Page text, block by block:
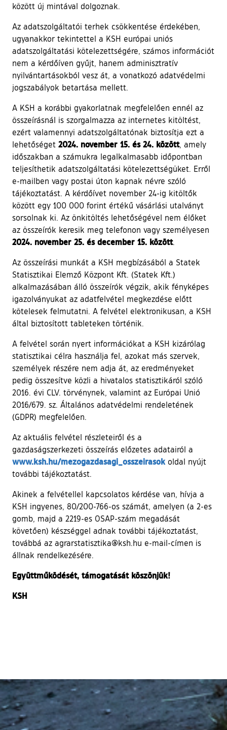
között új mintával dolgoznak.
Az adatszolgáltatói terhek csökkentése érdekében,
ugyanakkor tekintettel a KSH európai uniós
adatszolgáltatási kötelezettségére, számos információt
nem a kérdőíven gyűjt, hanem adminisztratív
nyilvántartásokból vesz át, a vonatkozó adatvédelmi
jogszabályok betartása mellett.
A KSH a korábbi gyakorlatnak megfelelően ennél az
összeírásnál is szorgalmazza az internetes kitöltést,
ezért valamennyi adatszolgáltatónak biztosítja ezt a
lehetőséget 2024. november 15. és 24. között, amely
időszakban a számukra legalkalmasabb időpontban
teljesíthetik adatszolgáltatási kötelezettségüket. Erről
e-mailben vagy postai úton kapnak névre szóló
tájékoztatást. A kérdőívet november 24-ig kitöltők
között egy 100 000 forint értékű vásárlási utalványt
sorsolnak ki. Az önkitöltés lehetőségével nem élőket
az összeírók keresik meg telefonon vagy személyesen
2024. november 25. és december 15. között.
Az összeírási munkát a KSH megbízásából a Statek
Statisztikai Elemző Központ Kft. (Statek Kft.)
alkalmazásában álló összeírók végzik, akik fényképes
igazolványukat az adatfelvétel megkezdése előtt
kötelesek felmutatni. A felvétel elektronikusan, a KSH
által biztosított tableteken történik.
A felvétel során nyert információkat a KSH kizárólag
statisztikai célra használja fel, azokat más szervek,
személyek részére nem adja át, az eredményeket
pedig összesítve közli a hivatalos statisztikáról szóló
2016. évi CLV. törvénynek, valamint az Európai Unió
2016/679. sz. Általános adatvédelmi rendeletének
(GDPR) megfelelően.
Az aktuális felvétel részleteiről és a
gazdaságszerkezeti összeírás előzetes adatairól a
www.ksh.hu/mezogazdasagi_osszeirasok(külső
oldal nyújt
további tájékoztatást.
Akinek a felvétellel kapcsolatos kérdése van, hívja a
KSH ingyenes, 80/200-766-os számát, amelyen (a 2-es
gomb, majd a 2219-es OSAP-szám megadását
követően) készséggel adnak további tájékoztatást,
továbbá az agrarstatisztika@ksh.hu e-mail-címen is
állnak rendelkezésére.
Együttműködését, támogatását köszönjük!
KSH